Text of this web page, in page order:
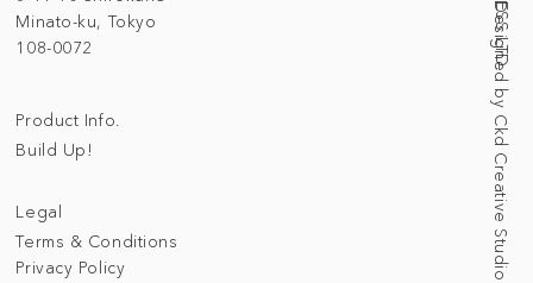
Minato-ku, Tokyo
108-0072
Web Designed by Ckd Creative Studio
Legal
Terms & Conditions
Privacy Policy
Product Info.
Build Up!